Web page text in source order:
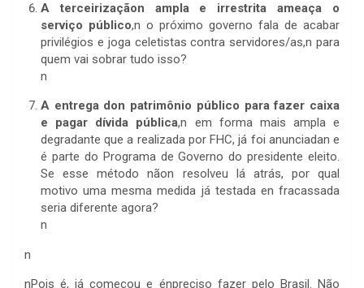
A terceirizaçãon ampla e irrestrita ameaça o
serviço público,n o próximo governo fala de acabar
privilégios e joga celetistas contra servidores/as,n para
quem vai sobrar tudo isso?
n
A entrega don patrimônio público para fazer caixa
e pagar dívida pública,n em forma mais ampla e
degradante que a realizada por FHC, já foi anunciadan e
é parte do Programa de Governo do presidente eleito.
Se esse método nãon resolveu lá atrás, por qual
motivo uma mesma medida já testada en fracassada
seria diferente agora?
n
n
nPois é, já começou e énpreciso fazer pelo Brasil. Não